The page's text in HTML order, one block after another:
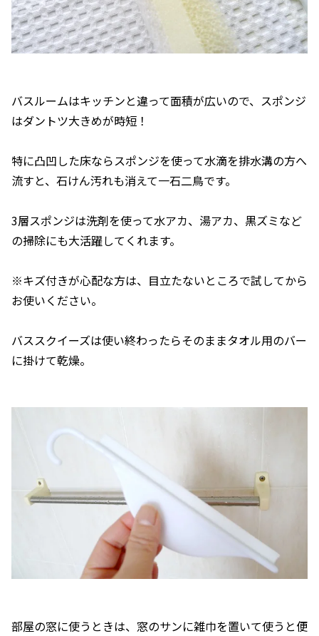
バスルームはキッチンと違って面積が広いので、スポンジ
はダントツ大きめが時短！
特に凸凹した床ならスポンジを使って水滴を排水溝の方へ
流すと、石けん汚れも消えて一石二鳥です。
3層スポンジは洗剤を使って水アカ、湯アカ、黒ズミなど
の掃除にも大活躍してくれます。
※キズ付きが心配な方は、目立たないところで試してから
お使いください。
バススクイーズは使い終わったらそのままタオル用のバー
に掛けて乾燥。
部屋の窓に使うときは、窓のサンに雑巾を置いて使うと便